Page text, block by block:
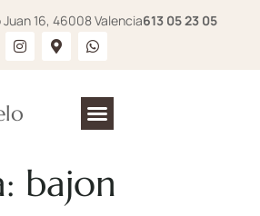
16, 46008 Valencia613 05 23 05
bajon